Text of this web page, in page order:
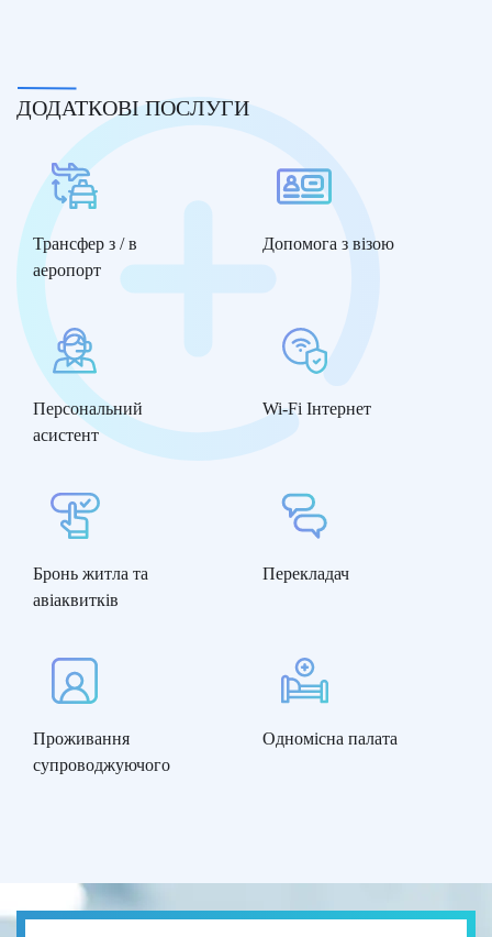
ДОДАТКОВІ ПОСЛУГИ
Трансфер з / в
аеропорт
Допомога з візою
Персональний
асистент
Wi-Fi Інтернет
Бронь житла та
авіаквитків
Перекладач
Проживання
супроводжуючого
Одномісна палата